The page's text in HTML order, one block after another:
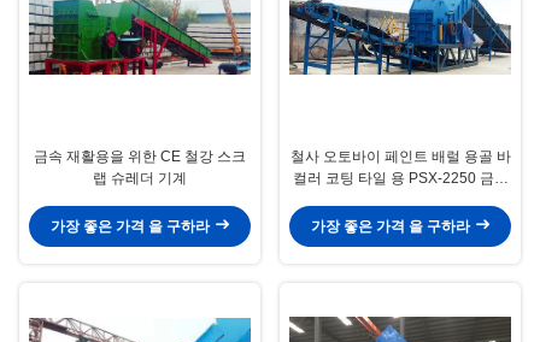
금속 재활용을 위한 CE 철강 스크
랩 슈레더 기계
가장 좋은 가격 을 구하라
철사 오토바이 페인트 배럴 용골 바
컬러 코팅 타일 용 PSX-2250 금속
가장 좋은 가격 을 구하라